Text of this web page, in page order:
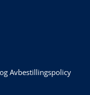
Avbestillingspolicy